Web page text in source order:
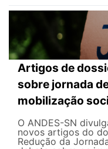
Artigos de
sobre jornada
mobilização
O ANDES-SN
novos artigos do
Redução da